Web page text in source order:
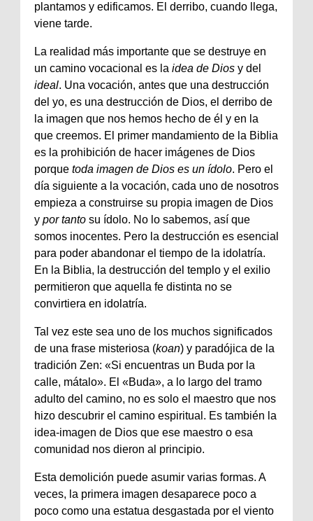
plantamos y edificamos. El derribo, cuando llega,
viene tarde.
La realidad más importante que se destruye en
un camino vocacional es la idea de Dios y del
ideal. Una vocación, antes que una destrucción
del yo, es una destrucción de Dios, el derribo de
la imagen que nos hemos hecho de él y en la
que creemos. El primer mandamiento de la Biblia
es la prohibición de hacer imágenes de Dios
porque toda imagen de Dios es un ídolo. Pero el
día siguiente a la vocación, cada uno de nosotros
empieza a construirse su propia imagen de Dios
y por tanto su ídolo. No lo sabemos, así que
somos inocentes. Pero la destrucción es esencial
para poder abandonar el tiempo de la idolatría.
En la Biblia, la destrucción del templo y el exilio
permitieron que aquella fe distinta no se
convirtiera en idolatría.
Tal vez este sea uno de los muchos significados
de una frase misteriosa (koan) y paradójica de la
tradición Zen: «Si encuentras un Buda por la
calle, mátalo». El «Buda», a lo largo del tramo
adulto del camino, no es solo el maestro que nos
hizo descubrir el camino espiritual. Es también la
idea-imagen de Dios que ese maestro o esa
comunidad nos dieron al principio.
Esta demolición puede asumir varias formas. A
veces, la primera imagen desaparece poco a
poco como una estatua desgastada por el viento